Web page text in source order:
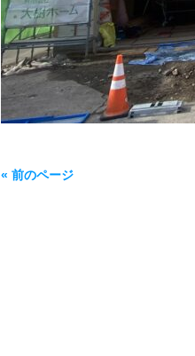
« 前のページ